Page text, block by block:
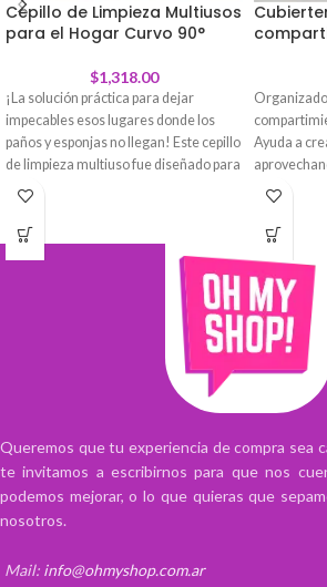
Cepillo de Limpieza Multiusos
para el Hogar Curvo 90°
$1,318.00
¡La solución práctica para dejar
impecables esos lugares donde los
paños y esponjas no llegan! Este cepillo
de limpieza multiuso fue diseñado para
eliminar suciedad acumulada en
reducidos de manera rápida, cómoda y
Su diseño ergonómico permite un
agarre firme y cómodo, facilitando la
limpieza durante más tiempo sin
generar molestias en la mano. Gracias
a sus cerdas resistentes, remueve
fácilmente polvo, grasa, restos de
deformarse con el uso frecuente.
Su cabezal angosto y compacto llega a
los rincones más difíciles,
convirtiéndose en un aliado
del hogar.
Ayuda a
Para
untadores
Plástico
Queremos que tu experiencia de compra sea
te invitamos a escribirnos para que nos
podemos mejorar, o lo que quieras que
nosotros.
Mail: info@ohmyshop.com.ar